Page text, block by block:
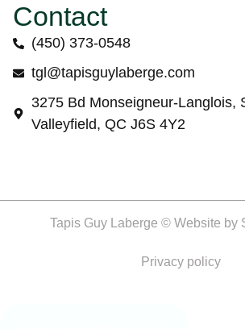
Contact
(450) 373-0548
tgl@tapisguylaberge.com
3275 Bd Monseigneur-Langlois,
Valleyfield, QC J6S 4Y2
Tapis Guy Laberge © Website by
Privacy policy